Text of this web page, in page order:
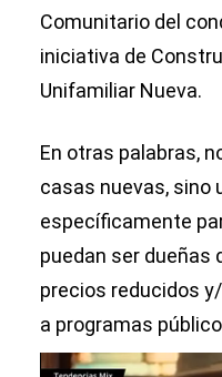
Comunitario del
iniciativa de
Unifamiliar Nueva.
En otras palabras,
casas nuevas, sino
específicamente
puedan ser dueñas
precios reducidos
a programas